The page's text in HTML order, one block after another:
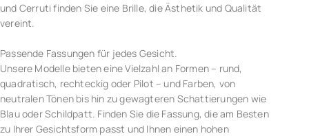
und Cerruti finden Sie eine Brille, die Ästhetik und Qualität
vereint.
Passende Fassungen für jedes Gesicht.
Unsere Modelle bieten eine Vielzahl an Formen – rund,
quadratisch, rechteckig oder Pilot – und Farben, von
neutralen Tönen bis hin zu gewagteren Schattierungen wie
Blau oder Schildpatt. Finden Sie die Fassung, die am Besten
zu Ihrer Gesichtsform passt und Ihnen einen hohen